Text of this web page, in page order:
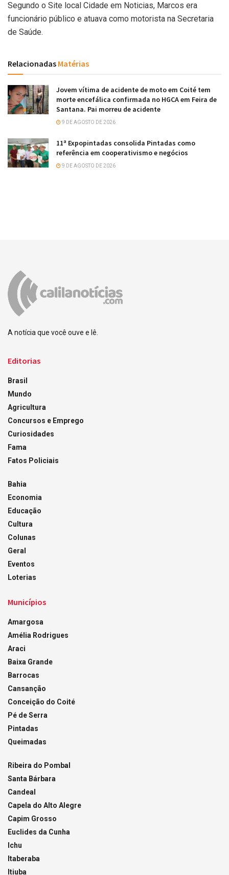
Segundo o Site local Cidade em Noticias, Marcos era
funcionário público e atuava como motorista na Secretaria
de Saúde.
Relacionadas Matérias
Jovem vítima de acidente de moto em Coité tem
morte encefálica confirmada no HGCA em Feira de
Santana. Pai morreu de acidente
9 DE AGOSTO DE 2026
11ª Expopintadas consolida Pintadas como
referência em cooperativismo e negócios
9 DE AGOSTO DE 2026
A notícia que você ouve e lê.
Editorias
Brasil
Mundo
Agricultura
Concursos e Emprego
Curiosidades
Fama
Fatos Policiais
Bahia
Economia
Educação
Cultura
Colunas
Geral
Eventos
Loterias
Municípios
Amargosa
Amélia Rodrigues
Araci
Baixa Grande
Barrocas
Cansanção
Conceição do Coité
Pé de Serra
Pintadas
Queimadas
Ribeira do Pombal
Santa Bárbara
Candeal
Capela do Alto Alegre
Capim Grosso
Euclides da Cunha
Ichu
Itaberaba
Itiuba